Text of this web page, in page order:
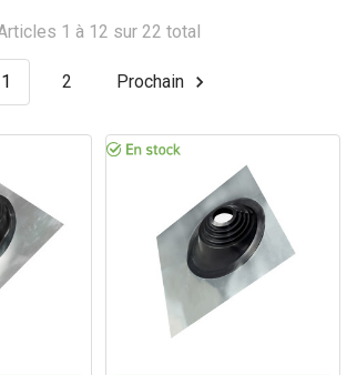
1 à 12 sur 22 total
1 2 Prochain